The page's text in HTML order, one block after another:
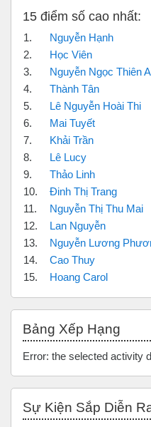
15 điểm số cao nhất:
1. Nguyễn Hạnh
2.
Học Viên
3.
Nguyễn Ngọc Thiên
4.
Thành Tân
5.
Lê Nguyễn Hoài Thi
6.
Mai Tuyết
7.
Khải Trần
8.
Lê Lucy
9.
Thảo Linh
10.
Đinh Thị Trang
11.
Nguyễn Thị Thu Mai
12.
Lan Nguyễn
13.
Nguyễn Lương
14.
Cao Thuy
15.
Hoang Carol
Bảng Xếp Hạng
Error: the selected activity
Sự Kiện Sắp Diễn